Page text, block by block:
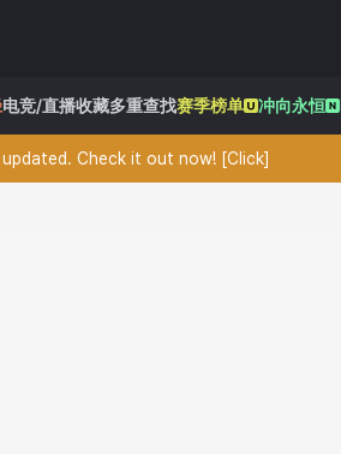
电竞/直播收藏多重查找赛季榜单 冲向永恒
Check it out now! [Click]